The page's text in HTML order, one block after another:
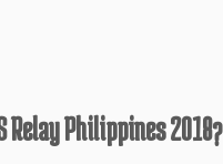
Philippines 2018?